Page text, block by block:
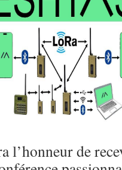
l’honneur de